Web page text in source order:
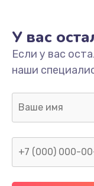
У вас
Если у вас
наши